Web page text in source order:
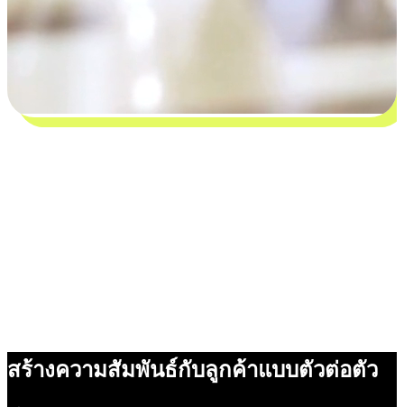
สร้างความสัมพันธ์กับลูกค้าแบบตัวต่อตัว